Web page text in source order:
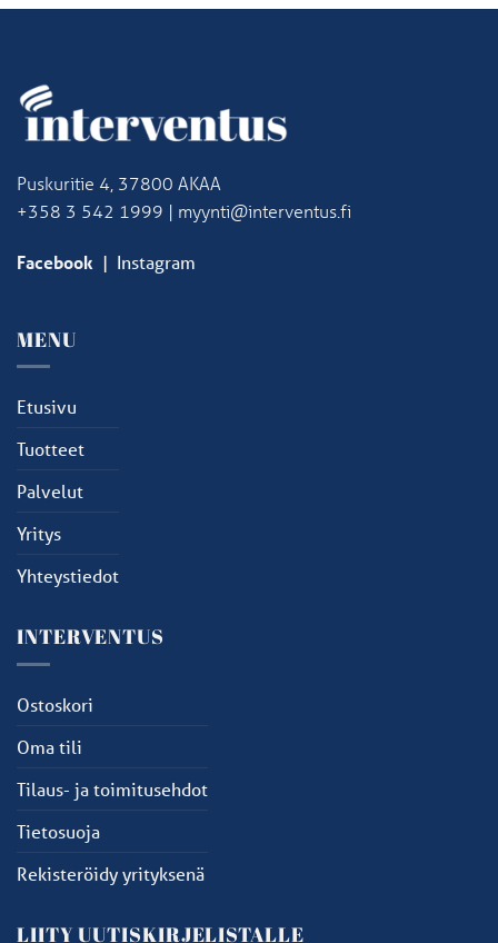
Puskuritie 4, 37800 AKAA
+358 3 542 1999 | myynti@interventus.fi
Facebook | Instagram
MENU
Etusivu
Tuotteet
Palvelut
Yritys
Yhteystiedot
INTERVENTUS
Ostoskori
Oma tili
Tilaus- ja toimitusehdot
Tietosuoja
Rekisteröidy yrityksenä
LIITY UUTISKIRJELISTALLE